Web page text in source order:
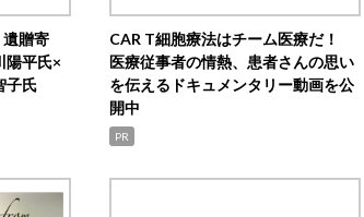
贈寄
陽平氏×
子氏
CAR T細胞療法はチーム医療だ！
医療従事者の情熱、患者さんの思い
を伝えるドキュメンタリー動画を公
開中
PR